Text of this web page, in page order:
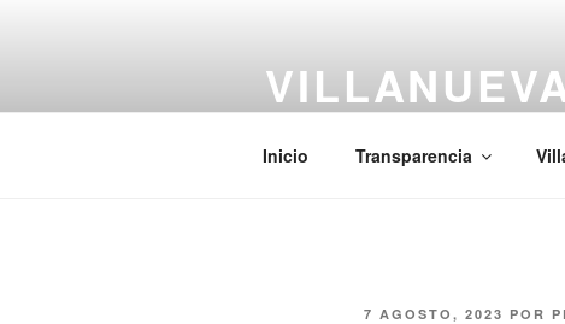
Inicio Transparencia
PUBLICADO
7 AGOSTO, 2023 POR